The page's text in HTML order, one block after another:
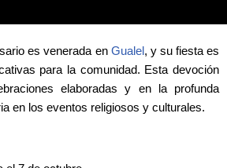
es venerada en Gualel, y su fiesta es
para la comunidad. Esta devoción
elaboradas y en la profunda
en los eventos religiosos y culturales.